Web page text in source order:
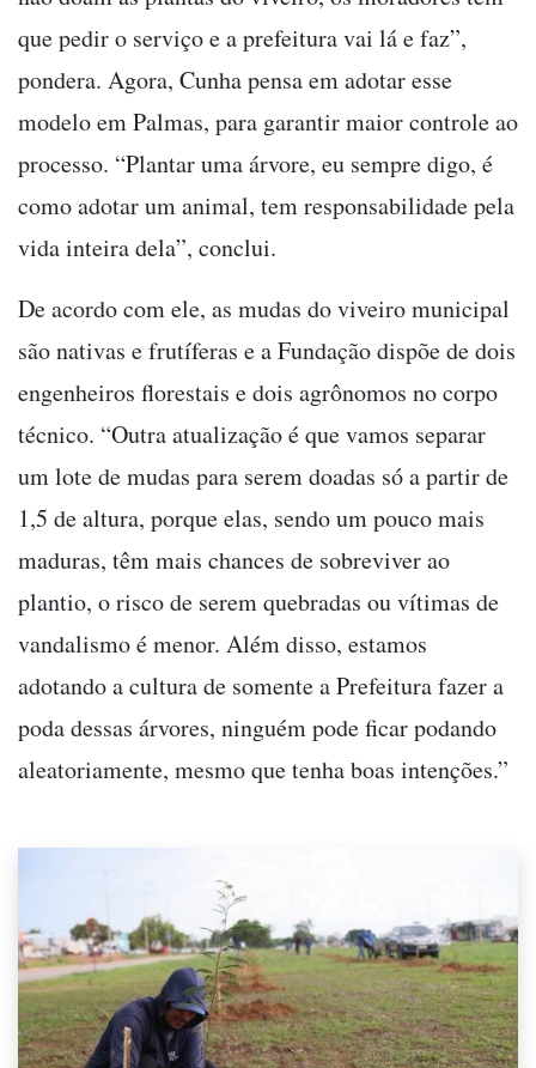
que pedir o serviço e a prefeitura vai lá e faz”,
pondera. Agora, Cunha pensa em adotar esse
modelo em Palmas, para garantir maior controle ao
processo. “Plantar uma árvore, eu sempre digo, é
como adotar um animal, tem responsabilidade pela
vida inteira dela”, conclui.
De acordo com ele, as mudas do viveiro municipal
são nativas e frutíferas e a Fundação dispõe de dois
engenheiros florestais e dois agrônomos no corpo
técnico. “Outra atualização é que vamos separar
um lote de mudas para serem doadas só a partir de
1,5 de altura, porque elas, sendo um pouco mais
maduras, têm mais chances de sobreviver ao
plantio, o risco de serem quebradas ou vítimas de
vandalismo é menor. Além disso, estamos
adotando a cultura de somente a Prefeitura fazer a
poda dessas árvores, ninguém pode ficar podando
aleatoriamente, mesmo que tenha boas intenções.”